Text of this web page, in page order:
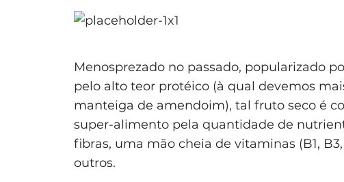
Menosprezado no passado, popularizado
pelo alto teor protéico (à qual devemos
manteiga de amendoim), tal fruto seco é
super-alimento pela quantidade de
fibras, uma mão cheia de vitaminas (B1,
outros.